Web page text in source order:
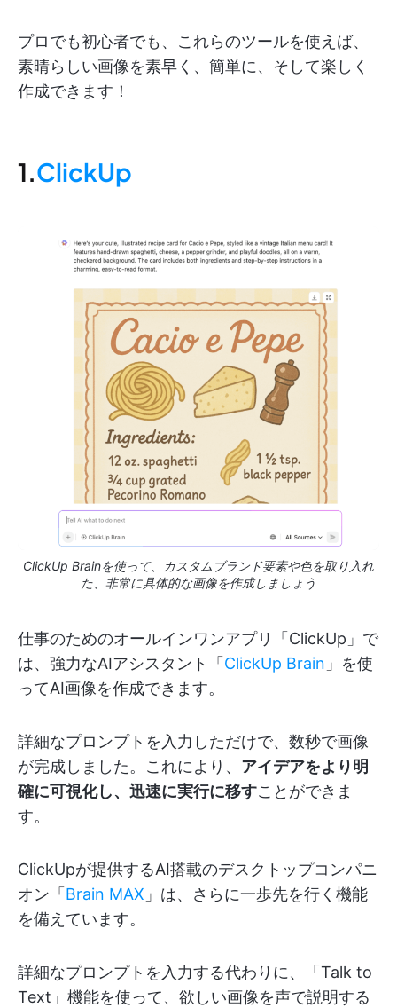
プロでも初心者でも、これらのツールを使えば、
素晴らしい画像を素早く、簡単に、そして楽しく
作成できます！
1.ClickUp
ClickUp Brainを使って、カスタムブランド要素や色を取り入れ
た、非常に具体的な画像を作成しましょう
仕事のためのオールインワンアプリ「ClickUp」で
は、強力なAIアシスタント「ClickUp Brain 」を使
ってAI画像を作成できます。
詳細なプロンプトを入力しただけで、数秒で画像
が完成しました。これにより、 アイデアをより明
確に可視化し、迅速に実行に移すことができま
す。
ClickUpが提供するAI搭載のデスクトップコンパニ
オン「Brain MAX 」は、さらに一歩先を行く機能
を備えています。
詳細なプロンプトを入力する代わりに、「Talk to
Text」機能を使って、欲しい画像を声で説明する